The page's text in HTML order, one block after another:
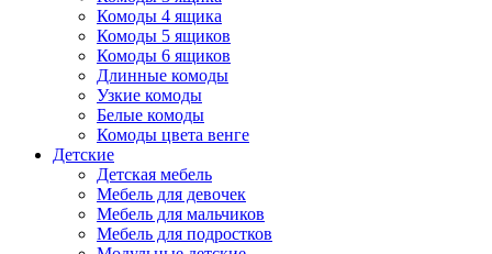
Комоды 4 ящика
Комоды 5 ящиков
Комоды 6 ящиков
Длинные комоды
Узкие комоды
Белые комоды
Комоды цвета венге
Детские
Детская мебель
Мебель для девочек
Мебель для мальчиков
Мебель для подростков